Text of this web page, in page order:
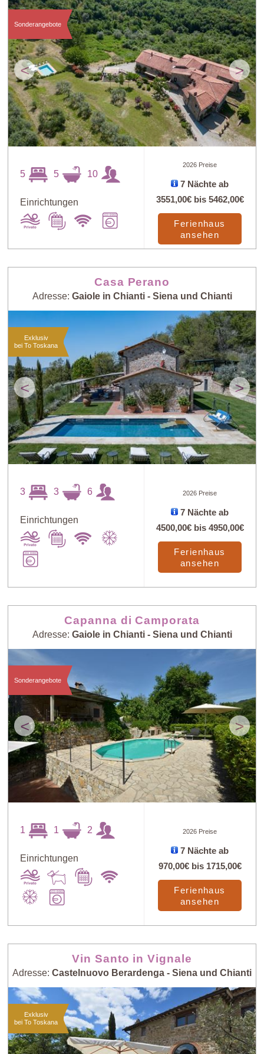
Preis: niedrig >
hoch
niedrig
niedrig > hoch
Personenzahl:
hoch > niedrig
Neueste Häuser
< >
Sonderangebote
5 5 10
Einrichtungen
2026 Preise
7 Nächte ab
3551,00€bis 5462,00€
Ferienhaus
ansehen
Casa Perano
Adresse: Gaiole in Chianti - Siena und Chianti
< >
Exklusiv
bei To Toskana
3 3 6
Einrichtungen
2026 Preise
7 Nächte ab
4500,00€bis 4950,00€
Ferienhaus
ansehen
Capanna di Camporata
Adresse: Gaiole in Chianti - Siena und Chianti
< >
Sonderangebote
1 1 2
Einrichtungen
2026 Preise
7 Nächte ab
970,00€bis 1715,00€
Ferienhaus
ansehen
Vin Santo in Vignale
Adresse: Castelnuovo Berardenga - Siena und Chianti
Exklusiv
bei To Toskana